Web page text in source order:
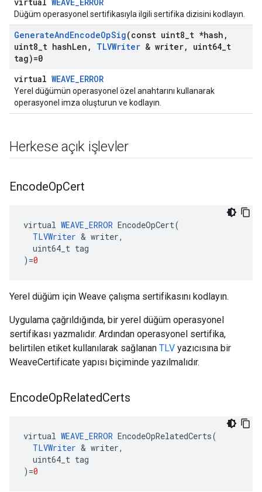
Düğüm operasyonel sertifikasıyla ilgili sertifika dizisini kodlayın.
GenerateAndEncodeOpSig(const uint8 t *hash ,
uint8 t hashLen , TLVWriter & writer, uint64 t
tag)=0
virtual WEAVE_ERROR
Yerel düğümün operasyonel özel anahtarını kullanarak
operasyonel imza oluşturun ve kodlayın.
Herkese açık işlevler
EncodeOpCert
virtual WEAVE_ERROR EncodeOpCert(
TLVWriter & writer,
uint64_t tag
) =0
Yerel düğüm için Weave çalışma sertifikasını kodlayın.
Uygulama çağrıldığında, bir yerel düğüm operasyonel
sertifikası yazmalıdır. Ardından operasyonel sertifika,
belirtilen etiket kullanılarak sağlanan TLV yazıcısına bir
WeaveCertificate yapısı biçiminde yazılmalıdır.
EncodeOpRelatedCerts
virtual WEAVE_ERROR EncodeOpRelatedCerts(
TLVWriter & writer,
uint64_t tag
) =0